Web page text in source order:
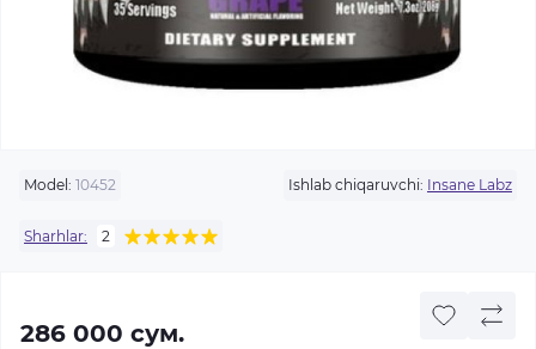
Model: 10452 Ishlab chiqaruvchi: Insane Labz
Sharhlar: 2
286 000 сум.